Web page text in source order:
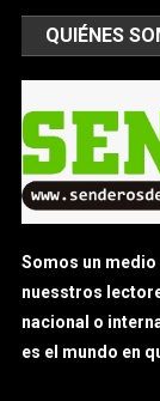
QUIÉNES
Somos un
nuesstros
nacional o
es el mundo en